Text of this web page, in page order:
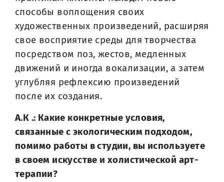
способы воплощения своих
художественных произведений, расширяя
свое восприятие среды для творчества
посредством поз, жестов, медленных
движений и иногда вокализации, а затем
углубляя рефлексию произведений
после их создания.
А.К .: Какие конкретные условия,
связанные с экологическим подходом,
помимо работы в студии, вы используете
в своем искусстве и холистической арт-
терапии?